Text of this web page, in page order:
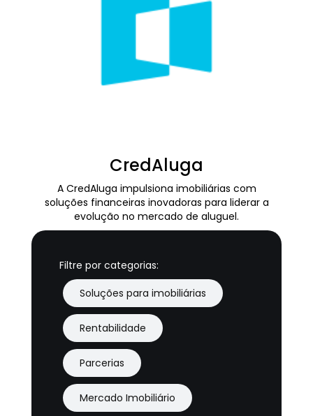
CredAluga
A CredAluga impulsiona imobiliárias com
soluções financeiras inovadoras para liderar a
evolução no mercado de aluguel.
Filtre por categorias:
Soluções para imobiliárias
Rentabilidade
Parcerias
Mercado Imobiliário